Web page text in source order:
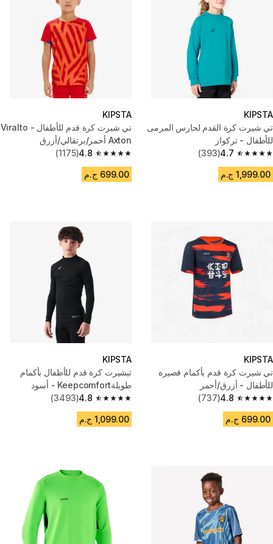
KIPSTA
تي شيرت كرة القدم لحارس المرمى
للأطفال - تركواز
4.7
4.7 out of 5 stars from 393 reviews
(393)
1,999.00 ج.م
KIPSTA
تي شيرت كرة قدم للأطفال - Viralto
Axton أحمر/برتقالي/أزرق
4.8
4.8 out of 5 stars from 1175 reviews
(1175)
699.00 ج.م
KIPSTA
تي شيرت كرة قدم بأكمام قصيرة
للأطفال - أزرق/أحمر
4.8
4.8 out of 5 stars from 737 reviews
(737)
699.00 ج.م
KIPSTA
تيشيرت كرة قدم للأطفال بأكمام
طويلةKeepcomfort - أسود
4.8
4.8 out of 5 stars from 3493 reviews
(3493)
1,099.00 ج.م